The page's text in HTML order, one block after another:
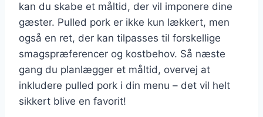
kan du skabe et måltid, der vil imponere dine
gæster. Pulled pork er ikke kun lækkert, men
også en ret, der kan tilpasses til forskellige
smagspræferencer og kostbehov. Så næste
gang du planlægger et måltid, overvej at
inkludere pulled pork i din menu – det vil helt
sikkert blive en favorit!